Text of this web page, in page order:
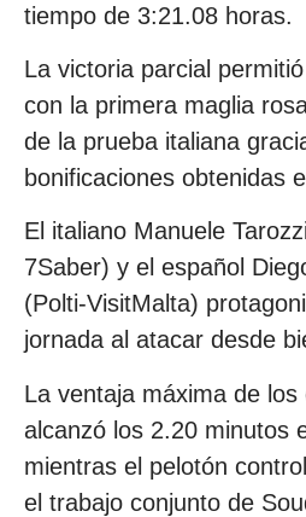
tiempo de 3:21.08 horas.
La victoria parcial
con la primera maglia
de la prueba italiana
bonificaciones obtenidas
El italiano Manuele
7Saber) y el español
(Polti-VisitMalta)
jornada al atacar desde
La ventaja máxima de los
alcanzó los 2.20 minutos
mientras el pelotón
el trabajo conjunto de